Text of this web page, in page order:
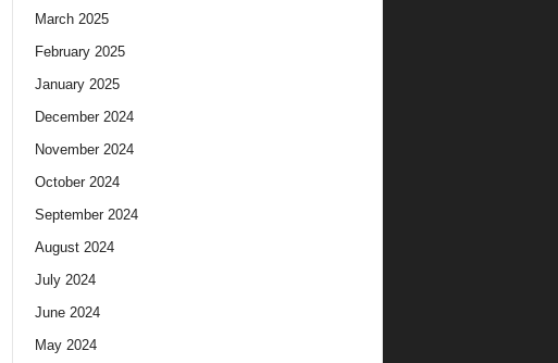
March 2025
February 2025
January 2025
December 2024
November 2024
October 2024
September 2024
August 2024
July 2024
June 2024
May 2024